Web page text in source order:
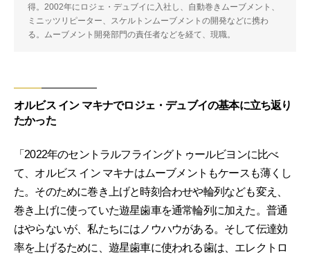
得。2002年にロジェ・デュブイに入社し、自動巻きムーブメント、
ミニッツリピーター、スケルトンムーブメントの開発などに携わ
る。ムーブメント開発部門の責任者などを経て、現職。
オルビス イン マキナでロジェ・デュブイの基本に立ち返り
たかった
「2022年のセントラルフライングトゥールビヨンに比べ
て、オルビス イン マキナはムーブメントもケースも薄くし
た。そのために巻き上げと時刻合わせや輪列なども変え、
巻き上げに使っていた遊星歯車を通常輪列に加えた。普通
はやらないが、私たちにはノウハウがある。そして伝達効
率を上げるために、遊星歯車に使われる歯は、エレクトロ